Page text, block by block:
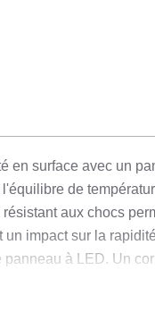
en surface avec un
de
aux chocs
impact sur la
panneau à LED. Un